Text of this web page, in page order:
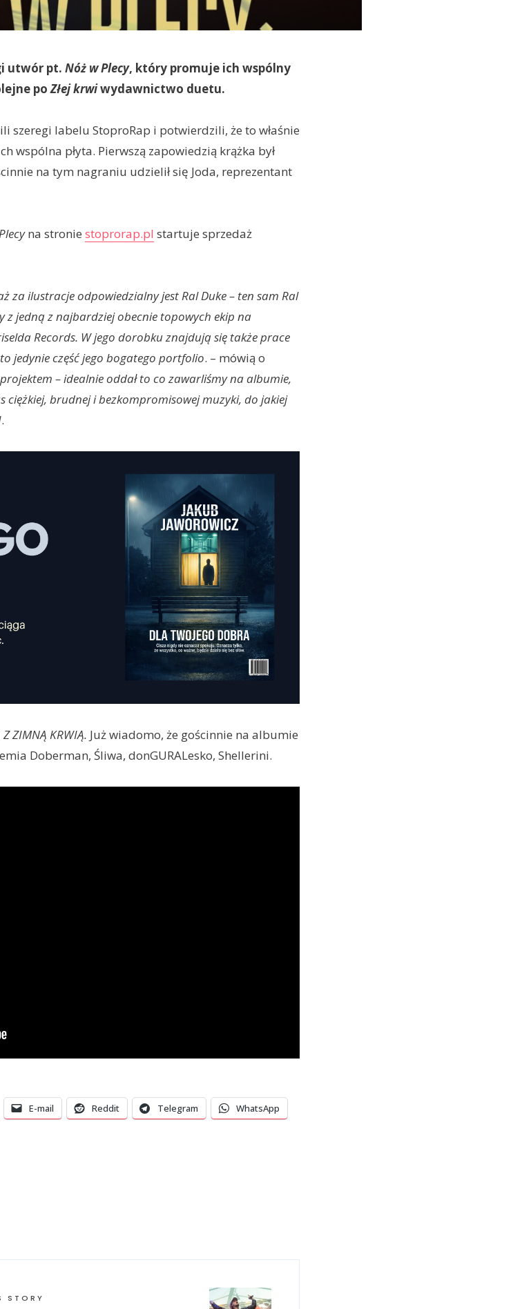
utwór pt. Nóż w Plecy, który promuje ich wspólny
poZłej krwiwydawnictwo duetu.
szeregi labelu StoproRap i potwierdzili, że to właśnie
wspólna płyta. Pierwszą zapowiedzią krążka był
na tym nagraniu udzielił się Joda, reprezentant
na stronie stoprorap.pl startuje sprzedaż
za ilustracje odpowiedzialny jest Ral Duke – ten sam Ral
z jedną z najbardziej obecnie topowych ekip na
Records. W jego dorobku znajdują się także prace
jedynie część jego bogatego portfolio. – mówią o
– idealnie oddał to co zawarliśmy na albumie,
ciężkiej, brudnej i bezkompromisowej muzyki, do jakiej
.
Z ZIMNĄ KRWIĄ. Już wiadomo, że gościnnie na albumie
Doberman, Śliwa, donGURALesko, Shellerini.
E-mail Reddit Telegram WhatsApp
STORY